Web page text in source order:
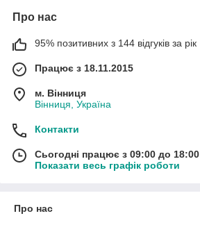
Про нас
95% позитивних з 144 відгуків за рік
Працює з 18.11.2015
м. Вінниця
Вінниця, Україна
Контакти
Сьогодні працює з 09:00 до 18:00
Показати весь графік роботи
Про нас